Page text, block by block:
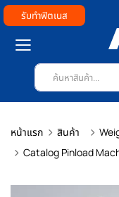
รับทำฟิตเนส
หน้าแรก สินค้า
Catalog Pinload